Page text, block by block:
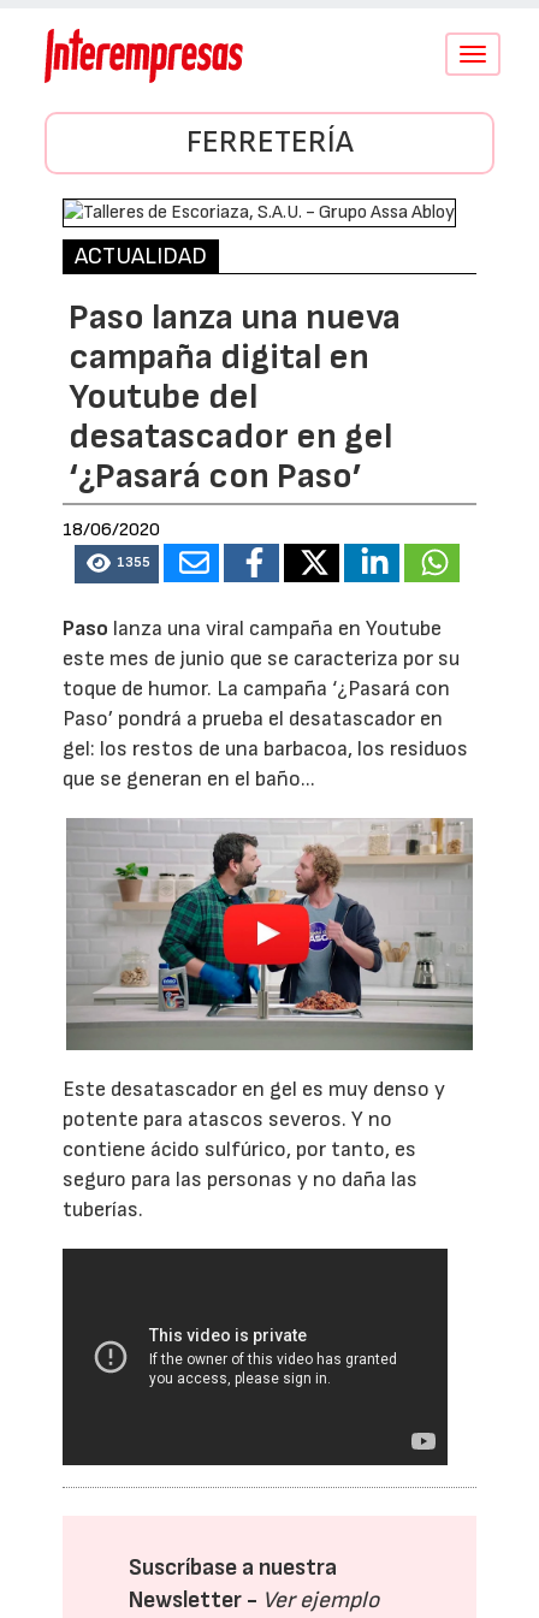
Conmutar
FERRETERÍA
ACTUALIDAD
Paso lanza una nueva
campaña digital en
Youtube del
desatascador en gel
‘¿Pasará con Paso’
18/06/2020
1355
Paso lanza una viral campaña en Youtube
este mes de junio que se caracteriza por su
toque de humor. La campaña ‘¿Pasará con
Paso’ pondrá a prueba el desatascador en
gel: los restos de una barbacoa, los residuos
que se generan en el baño...
Este desatascador en gel es muy denso y
potente para atascos severos. Y no
contiene ácido sulfúrico, por tanto, es
seguro para las personas y no daña las
tuberías.
Suscríbase a nuestra
Newsletter - Ver ejemplo